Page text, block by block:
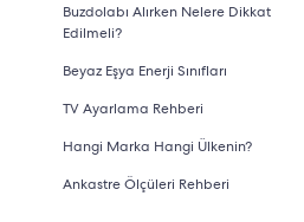
Buzdolabı Alırken Nelere Dikkat
Edilmeli?
Beyaz Eşya Enerji Sınıfları
TV Ayarlama Rehberi
Hangi Marka Hangi Ülkenin?
Ankastre Ölçüleri Rehberi